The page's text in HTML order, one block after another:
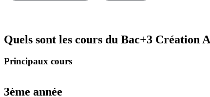
Quels sont les cours du Bac+3 Création
Principaux cours
3ème année